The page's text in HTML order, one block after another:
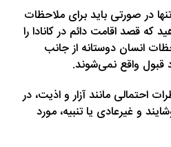
در صورتی باید برای ملاحظات
که قصد اقامت دائم در کانادا را
انسان دوستانه از جانب
قبول واقع نمی‌شوند.
احتمالی مانند آزار و اذیت، در
و غیرعادی یا تنبیه، مورد